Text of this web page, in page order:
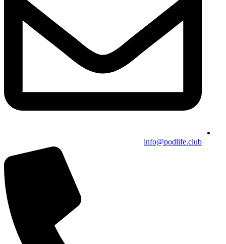
info@podlife.club